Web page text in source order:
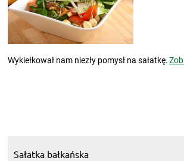
Wykiełkował nam niezły pomysł na sałatkę.
Sałatka bałkańska